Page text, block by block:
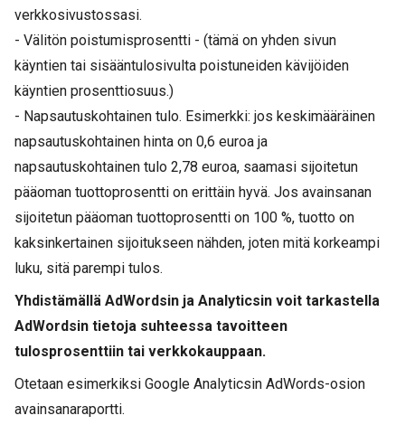
verkkosivustossasi.
- Välitön poistumisprosentti - (tämä on yhden sivun
käyntien tai sisääntulosivulta poistuneiden kävijöiden
käyntien prosenttiosuus.)
- Napsautuskohtainen tulo. Esimerkki: jos keskimääräinen
napsautuskohtainen hinta on 0,6 euroa ja
napsautuskohtainen tulo 2,78 euroa, saamasi sijoitetun
pääoman tuottoprosentti on erittäin hyvä. Jos avainsanan
sijoitetun pääoman tuottoprosentti on 100 %, tuotto on
kaksinkertainen sijoitukseen nähden, joten mitä korkeampi
luku, sitä parempi tulos.
Yhdistämällä AdWordsin ja Analyticsin voit tarkastella
AdWordsin tietoja suhteessa tavoitteen
tulosprosenttiin tai verkkokauppaan.
Otetaan esimerkiksi Google Analyticsin AdWords-osion
avainsanaraportti.